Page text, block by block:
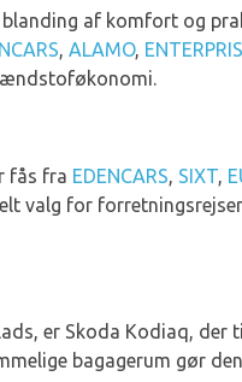
af komfort og
, ALAMO,
fås fra EDENCARS, SIXT,
valg for
er Skoda Kodiaq, der
bagagerum gør